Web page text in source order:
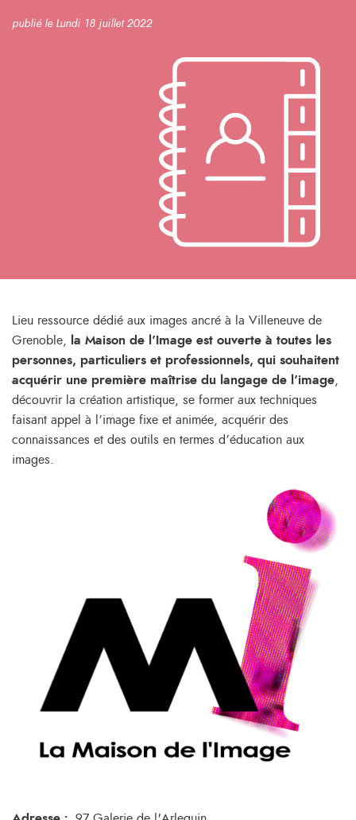
publié le Lundi 18 juillet 2022
Lieu ressource dédié aux images ancré à la Villeneuve de
Grenoble,
la Maison de l’Image est ouverte à toutes les
personnes, particuliers et professionnels, qui souhaitent
acquérir une première maîtrise du langage de l’image
découvrir la création artistique, se former aux techniques
faisant appel à l’image fixe et animée, acquérir des
connaissances et des outils en termes d’éducation aux
images.